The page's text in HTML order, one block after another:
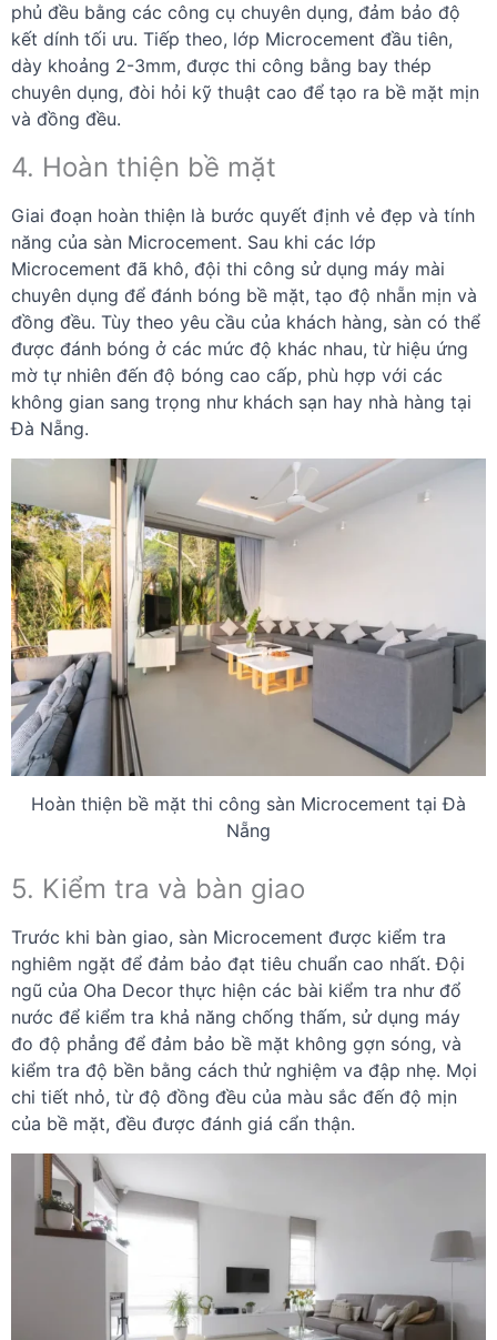
phủ đều bằng các công cụ chuyên dụng, đảm bảo độ
kết dính tối ưu. Tiếp theo, lớp Microcement đầu tiên,
dày khoảng 2-3mm, được thi công bằng bay thép
chuyên dụng, đòi hỏi kỹ thuật cao để tạo ra bề mặt mịn
và đồng đều.
4. Hoàn thiện bề mặt
Giai đoạn hoàn thiện là bước quyết định vẻ đẹp và tính
năng của sàn Microcement. Sau khi các lớp
Microcement đã khô, đội thi công sử dụng máy mài
chuyên dụng để đánh bóng bề mặt, tạo độ nhẵn mịn và
đồng đều. Tùy theo yêu cầu của khách hàng, sàn có thể
được đánh bóng ở các mức độ khác nhau, từ hiệu ứng
mờ tự nhiên đến độ bóng cao cấp, phù hợp với các
không gian sang trọng như khách sạn hay nhà hàng tại
Đà Nẵng.
Hoàn thiện bề mặt thi công sàn Microcement tại Đà
Nẵng
5. Kiểm tra và bàn giao
Trước khi bàn giao, sàn Microcement được kiểm tra
nghiêm ngặt để đảm bảo đạt tiêu chuẩn cao nhất. Đội
ngũ của Oha Decor thực hiện các bài kiểm tra như đổ
nước để kiểm tra khả năng chống thấm, sử dụng máy
đo độ phẳng để đảm bảo bề mặt không gợn sóng, và
kiểm tra độ bền bằng cách thử nghiệm va đập nhẹ. Mọi
chi tiết nhỏ, từ độ đồng đều của màu sắc đến độ mịn
của bề mặt, đều được đánh giá cẩn thận.